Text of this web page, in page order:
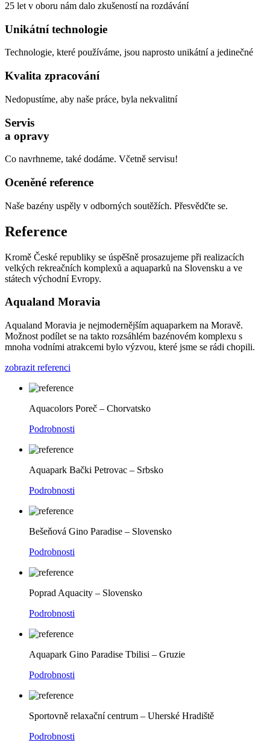
25 let v oboru nám dalo zkušeností na rozdávání
Unikátní technologie
Technologie, které používáme, jsou naprosto unikátní a jedinečné
Kvalita zpracování
Nedopustíme, aby naše práce, byla nekvalitní
Servis
a opravy
Co navrhneme, také dodáme. Včetně servisu!
Oceněné reference
Naše bazény uspěly v odborných soutěžích. Přesvědčte se.
Reference
Kromě České republiky se úspěšně prosazujeme při realizacích
velkých rekreačních komplexů a aquaparků na Slovensku a ve
státech východní Evropy.
Aqualand Moravia
Aqualand Moravia je nejmodernějším aquaparkem na Moravě.
Možnost podílet se na takto rozsáhlém bazénovém komplexu s
mnoha vodními atrakcemi bylo výzvou, které jsme se rádi chopili.
zobrazit referenci
Aquacolors Poreč – Chorvatsko
Podrobnosti
Aquapark Bački Petrovac – Srbsko
Podrobnosti
Bešeňová Gino Paradise – Slovensko
Podrobnosti
Poprad Aquacity – Slovensko
Podrobnosti
Aquapark Gino Paradise Tbilisi – Gruzie
Podrobnosti
Sportovně relaxační centrum – Uherské Hradiště
Podrobnosti